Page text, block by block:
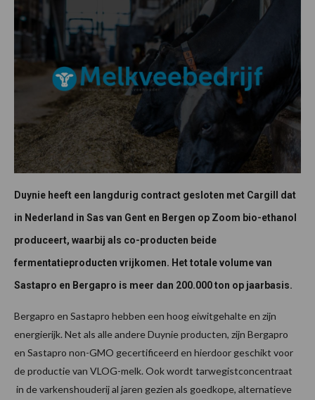
Duynie heeft een langdurig contract gesloten met Cargill dat
in Nederland in Sas van Gent en Bergen op Zoom bio-ethanol
produceert, waarbij als co-producten beide
fermentatieproducten vrijkomen. Het totale volume van
Sastapro en Bergapro is meer dan 200.000 ton op jaarbasis.
Bergapro en Sastapro hebben een hoog eiwitgehalte en zijn
energierijk. Net als alle andere Duynie producten, zijn Bergapro
en Sastapro non-GMO gecertificeerd en hierdoor geschikt voor
de productie van VLOG-melk. Ook wordt tarwegistconcentraat
in de varkenshouderij al jaren gezien als goedkope, alternatieve